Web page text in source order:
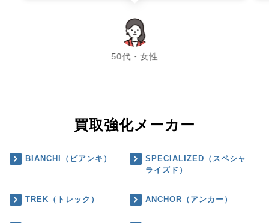
50代・女性
chevron_left chevron_right
買取強化メーカー
BIANCHI（ビアンキ）
SPECIALIZED（スペシャ
ライズド）
TREK（トレック） ANCHOR（アンカー）